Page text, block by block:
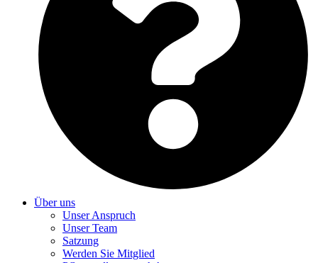
Über uns
Unser Anspruch
Unser Team
Satzung
Werden Sie Mitglied